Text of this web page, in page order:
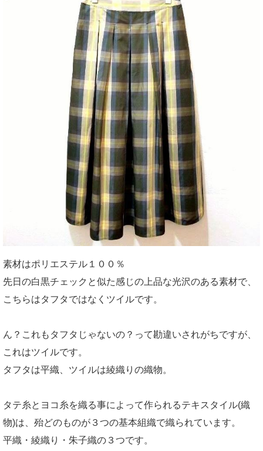
素材はポリエステル１００％
先日の白黒チェックと似た感じの上品な光沢のある素材で、
こちらはタフタではなくツイルです。
ん？これもタフタじゃないの？って勘違いされがちですが、
これはツイルです。
タフタは平織、ツイルは綾織りの織物。
タテ糸とヨコ糸を織る事によって作られるテキスタイル(織
物)は、殆どのものが３つの基本組織で織られています。
平織・綾織り・朱子織の３つです。